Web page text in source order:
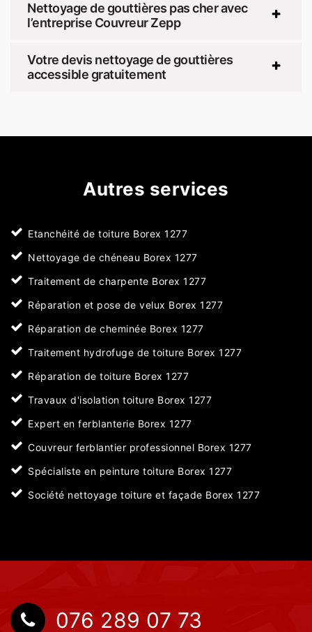
Nettoyage de gouttières pas cher avec
l’entreprise Couvreur Zepp
Votre devis nettoyage de gouttières
accessible gratuitement
Autres services
Etanchéité de toiture Borex 1277
Nettoyage de chéneau Borex 1277
Traitement de charpente Borex 1277
Réparation et pose de velux Borex 1277
Réparation de cheminée Borex 1277
Traitement hydrofuge de toiture Borex 1277
Réparation de toiture Borex 1277
Travaux d'isolation toiture Borex 1277
Expert en ferblanterie Borex 1277
Couvreur ferblantier professionnel Borex 1277
Spécialiste en peinture toiture Borex 1277
Société nettoyage toiture et façade Borex 1277
076 289 07 73